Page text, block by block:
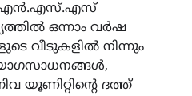
എൻ.എസ്.എസ്
ഒന്നാം വർഷ
വീടുകളിൽ നിന്നും
യൂണിറ്റിൻ്റെ ദത്ത്